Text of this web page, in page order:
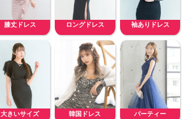
膝丈ドレス ロングドレス 袖ありドレス
大きいサイズ 韓国ドレス パーティー